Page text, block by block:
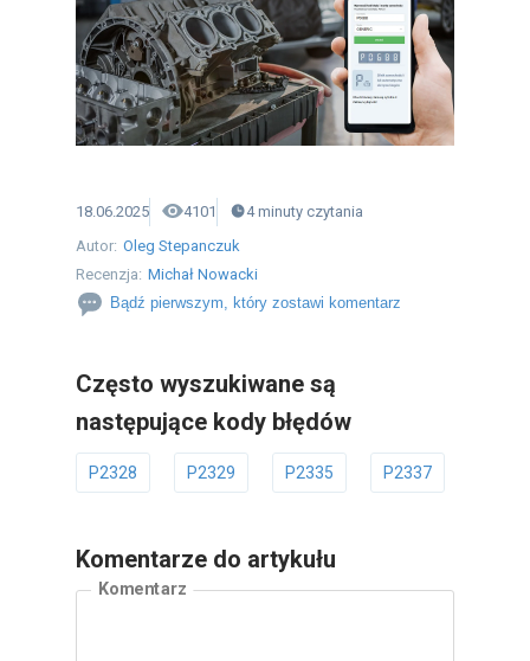
18.06.2025 4101 4 minuty czytania
Autor: Oleg Stepanczuk
Recenzja: Michał Nowacki
Bądź pierwszym, który zostawi komentarz
Często wyszukiwane są
następujące kody błędów
P2328 P2329 P2335 P2337
Komentarze do artykułu
Komentarz